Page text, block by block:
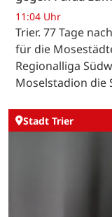
11:04 Uhr
Trier. 77 Tage
für die
Regionalliga
Moselstadion die
Stadt Trier